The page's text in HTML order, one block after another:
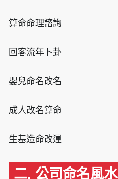
算命命理諮詢
回客流年卜卦
嬰兒命名改名
成人改名算命
生基造命改運
二. 公司命名風水